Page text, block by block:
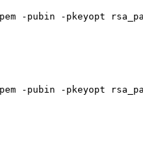
-pubin -pkeyopt
-pubin -pkeyopt